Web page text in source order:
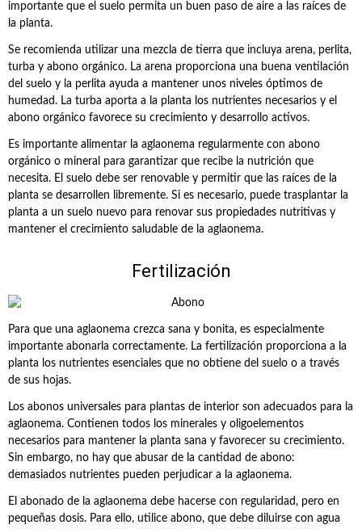
importante que el suelo permita un buen paso de aire a las raíces de
la planta.
Se recomienda utilizar una mezcla de tierra que incluya arena, perlita,
turba y abono orgánico. La arena proporciona una buena ventilación
del suelo y la perlita ayuda a mantener unos niveles óptimos de
humedad. La turba aporta a la planta los nutrientes necesarios y el
abono orgánico favorece su crecimiento y desarrollo activos.
Es importante alimentar la aglaonema regularmente con abono
orgánico o mineral para garantizar que recibe la nutrición que
necesita. El suelo debe ser renovable y permitir que las raíces de la
planta se desarrollen libremente. Si es necesario, puede trasplantar la
planta a un suelo nuevo para renovar sus propiedades nutritivas y
mantener el crecimiento saludable de la aglaonema.
Fertilización
Para que una aglaonema crezca sana y bonita, es especialmente
importante abonarla correctamente. La fertilización proporciona a la
planta los nutrientes esenciales que no obtiene del suelo o a través
de sus hojas.
Los abonos universales para plantas de interior son adecuados para la
aglaonema. Contienen todos los minerales y oligoelementos
necesarios para mantener la planta sana y favorecer su crecimiento.
Sin embargo, no hay que abusar de la cantidad de abono:
demasiados nutrientes pueden perjudicar a la aglaonema.
El abonado de la aglaonema debe hacerse con regularidad, pero en
pequeñas dosis. Para ello, utilice abono, que debe diluirse con agua